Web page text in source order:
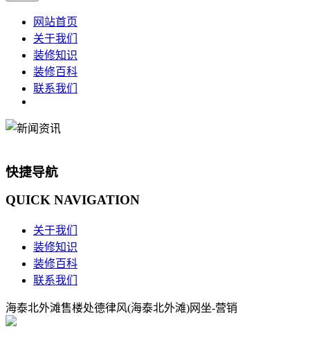
网站首页
关于我们
装修知识
装修百科
联系我们
快捷导航
QUICK NAVIGATION
关于我们
装修知识
装修百科
联系我们
海泰北外滩售楼处德律风(海泰北外滩)网坐-营销